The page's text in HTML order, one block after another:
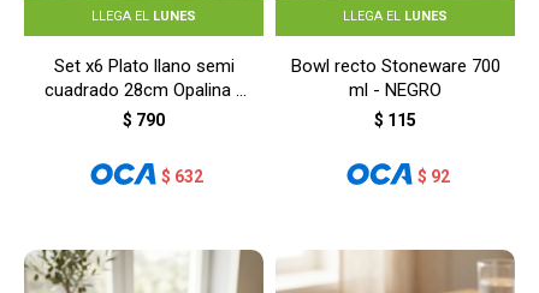
LLEGA EL LUNES
Set x6 Plato llano semi
cuadrado 28cm Opalina -
BLANCO
$ 790
$ 632
LLEGA EL LUNES
Bowl recto Stoneware 700
ml - NEGRO
$ 115
$ 92